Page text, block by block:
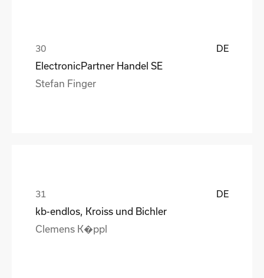
DE
ElectronicPartner Handel SE
Stefan Finger
DE
kb-endlos, Kroiss und Bichler
Clemens K�ppl